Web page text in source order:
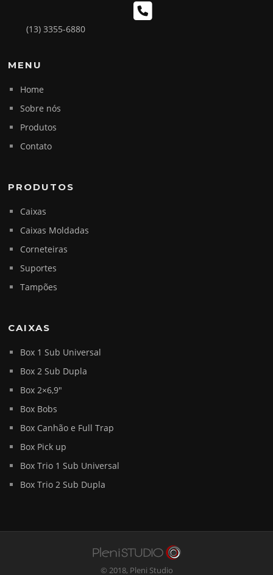
(13) 3355-6880
MENU
Home
Sobre nós
Produtos
Contato
PRODUTOS
Caixas
Caixas Moldadas
Corneteiras
Suportes
Tampões
CAIXAS
Box 1 Sub Universal
Box 2 Sub Dupla
Box 2×6,9″
Box Bobs
Box Canhão e Full Trap
Box Pick up
Box Trio 1 Sub Universal
Box Trio 2 Sub Dupla
© 2018, Pleni Studio